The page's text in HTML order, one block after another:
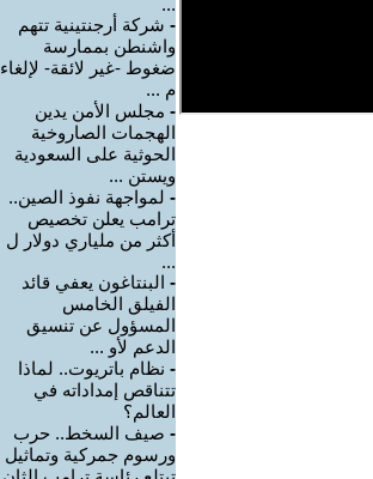
...
- شركة أرجنتينية تتهم
واشنطن بممارسة
ضغوط -غير لائقة- لإلغاء
م ...
- مجلس الأمن يدين
الهجمات الصاروخية
الحوثية على السعودية
ويستن ...
- لمواجهة نفوذ الصين..
ترامب يعلن تخصيص
أكثر من ملياري دولار ل
...
- البنتاغون يعفي قائد
الفيلق الخامس
المسؤول عن تنسيق
الدعم لأو ...
- نظام باتريوت.. لماذا
تتناقص إمداداته في
العالم؟
- صيف السخط.. حرب
ورسوم جمركية وتماثيل